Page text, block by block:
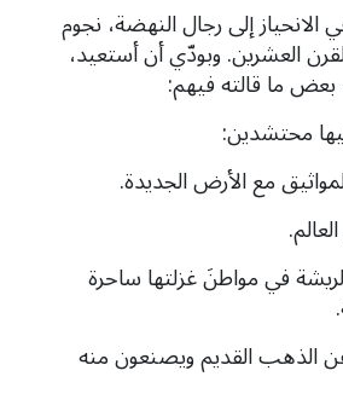
الانحياز إلى رجال النهضة، نجوم
العشرين. وبودّي أن أستعيد،
بعض ما قالته فيهم:
محتشدين:
مع الأرض الجديدة.
في مواطنَ غزلتها ساحرة
الذهب القديم ويصنعون منه